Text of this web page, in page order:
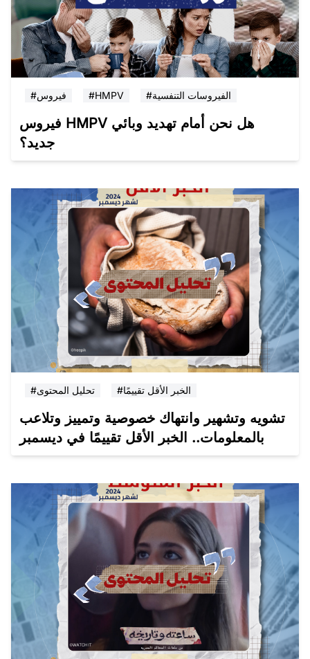
#فيروس #HMPV #الفيروسات التنفسية
فيروس HMPV هل نحن أمام تهديد وبائي
جديد؟
#تحليل المحتوى #الخبر الأقل تقييمًا
تشويه وتشهير وانتهاك خصوصية وتمييز وتلاعب
بالمعلومات.. الخبر الأقل تقييمًا في ديسمبر